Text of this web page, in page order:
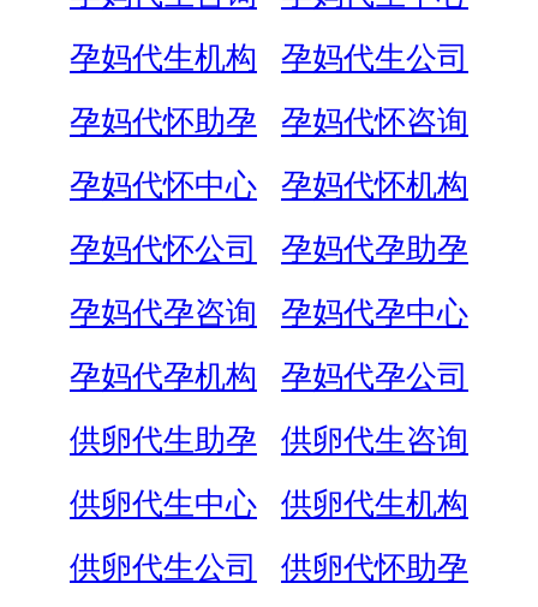
孕妈代生机构
孕妈代生公司
孕妈代怀助孕
孕妈代怀咨询
孕妈代怀中心
孕妈代怀机构
孕妈代怀公司
孕妈代孕助孕
孕妈代孕咨询
孕妈代孕中心
孕妈代孕机构
孕妈代孕公司
供卵代生助孕
供卵代生咨询
供卵代生中心
供卵代生机构
供卵代生公司
供卵代怀助孕